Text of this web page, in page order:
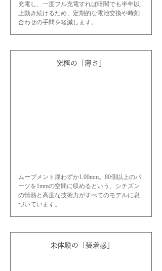
充電し、一度フル充電すれば暗闇でも半年以
上動き続けるため、定期的な電池交換や時刻
合わせの手間を軽減します。
究極の「薄さ」
ムーブメント厚わずか1.00mm。80個以上のパ
ーツを1mmの空間に収めるという、シチズン
の情熱と高度な技術力がすべてのモデルに息
づいています。
未体験の「装着感」